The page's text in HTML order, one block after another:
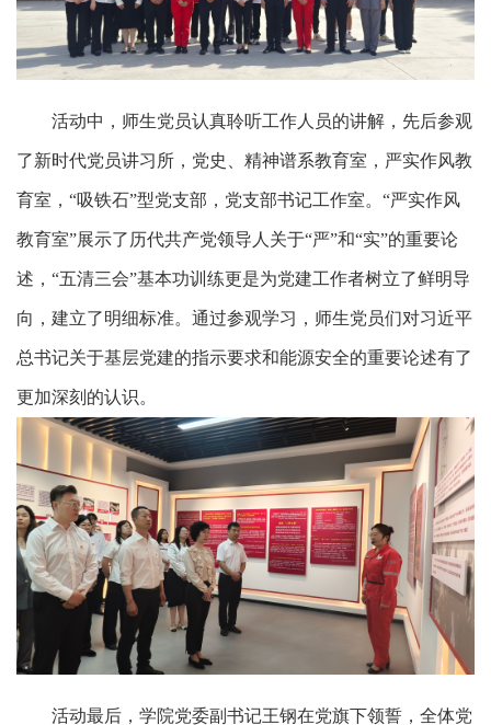
活动中，师生党员认真聆听工作人员的讲解，先后参观
了新时代党员讲习所，党史、精神谱系教育室，严实作风教
育室，“吸铁石”型党支部，党支部书记工作室。“严实作风
教育室”展示了历代共产党领导人关于“严”和“实”的重要论
述，“五清三会”基本功训练更是为党建工作者树立了鲜明导
向，建立了明细标准。通过参观学习，师生党员们对习近平
总书记关于基层党建的指示要求和能源安全的重要论述有了
更加深刻的认识。
活动最后， 学院党委副书记王钢在党旗下领誓，全体党